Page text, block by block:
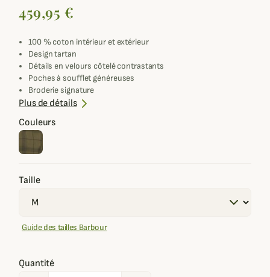
459,95 €
100 % coton intérieur et extérieur
Design tartan
Détails en velours côtelé contrastants
Poches à soufflet généreuses
Broderie signature
Coupe moderne et ample
Plus de détails
Couleurs
Taille
Guide des tailles Barbour
Quantité